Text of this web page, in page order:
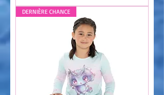
DERNIÈRE CHANCE